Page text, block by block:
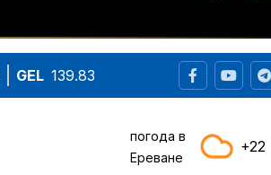
GEL 139.83
погода в
Ереване
+22